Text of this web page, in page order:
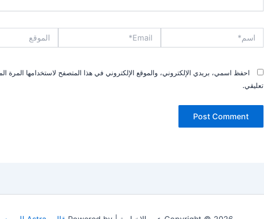
احفظ اسمي، بريدي الإلكتروني، والموقع الإلكتروني في هذا المتصفح لاستخدامها المرة
تعليقي.